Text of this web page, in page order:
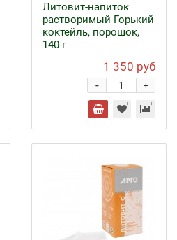
Литовит-напиток
растворимый Горький
коктейль, порошок,
140 г
1 350 руб
+
-